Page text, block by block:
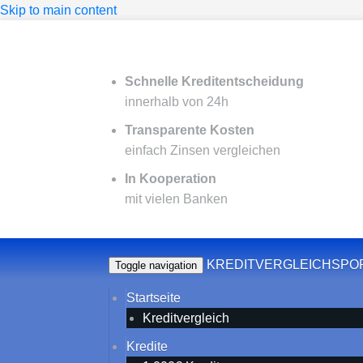
Skip to main content
Schnelle Kreditentscheidung
innerhalb von 24h
Transparente Kosten
einfach Zinsen vergleichen
In Kooperation
mit vielen Banken
Toggle navigation
Startseite
Kreditvergleich
Kredite